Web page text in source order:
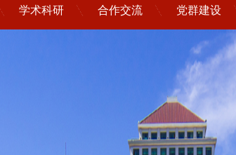
学术科研 合作交流 党群建设